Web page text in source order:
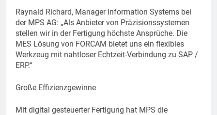
Raynald Richard, Manager Information Systems bei
der MPS AG: „Als Anbieter von Präzisionssystemen
stellen wir in der Fertigung höchste Ansprüche. Die
MES Lösung von FORCAM bietet uns ein flexibles
Werkzeug mit nahtloser Echtzeit-Verbindung zu SAP /
ERP.“
Große Effizienzgewinne
Mit digital gesteuerter Fertigung hat MPS die